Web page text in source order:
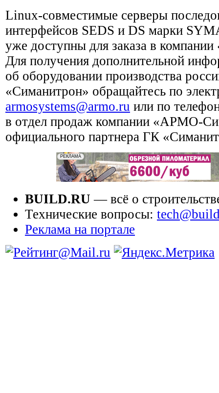
Linux-совместимые серверы
интерфейсов SEDS и DS марки
уже доступны для заказа в
Для получения дополнительной
об оборудовании производства
«Симанитрон» обращайтесь по
armosystems@armo.ru или по
в отдел продаж компании «АРМО-
официального партнера ГК
BUILD.RU — всё о
Технические вопросы:
Реклама на портале